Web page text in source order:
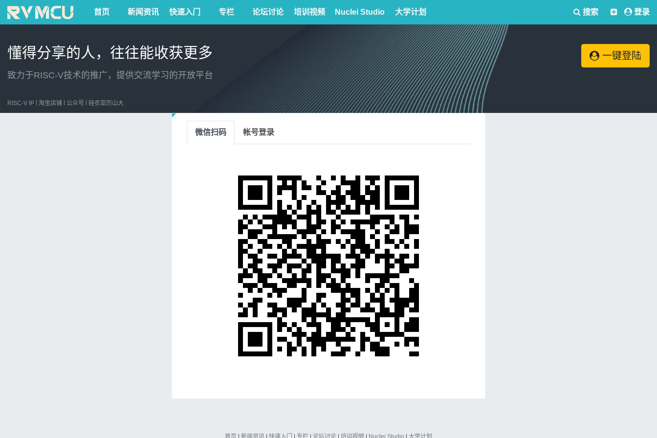
首页 新闻资讯 快速入门 专栏 论坛讨论 培训视频 Nuclei Studio 大学计划 搜索 登录
懂得分享的人，往往能收获更多
致力于RISC-V技术的推广，提供交流学习的开放平台
一键登陆
RISC-V IP 淘宝店铺 公众号 硅农亚历山大
微信扫码 帐号登录
首页 新闻资讯 快速入门 专栏 论坛讨论 培训视频 Nuclei Studio 大学计划